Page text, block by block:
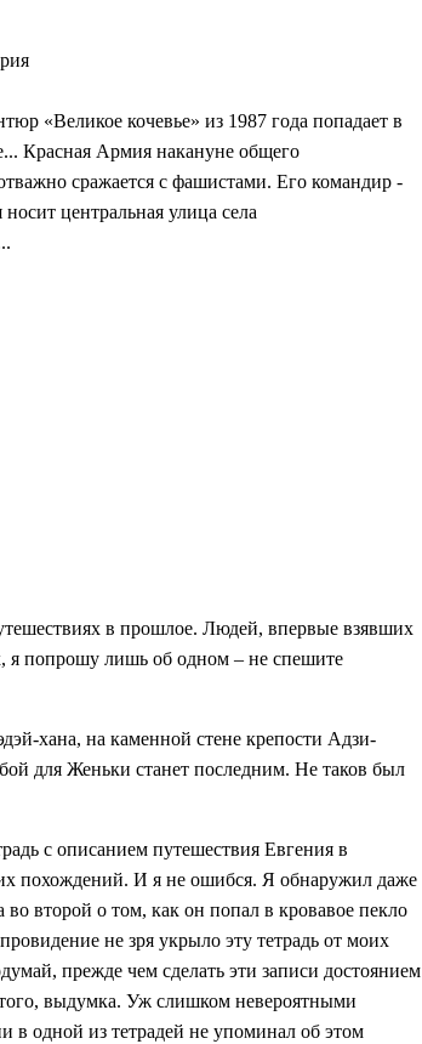
«Великое кочевье» из 1987 года попадает в
Красная Армия накануне общего
сражается с фашистами. Его командир -
центральная улица села
в прошлое. Людей, впервые взявших
я попрошу лишь об одном – не спешите
хана, на каменной стене крепости Адзи-
для Женьки станет последним. Не таков был
с описанием путешествия Евгения в
похождений. И я не ошибся. Я обнаружил даже
второй о том, как он попал в кровавое пекло
не зря укрыло эту тетрадь от моих
прежде чем сделать эти записи достоянием
выдумка. Уж слишком невероятными
в одной из тетрадей не упоминал об этом